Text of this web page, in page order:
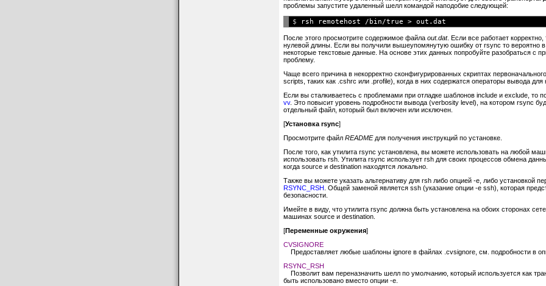
проблемы запустите удаленный шелл командой наподобие следующей:
$
После этого просмотрите содержимое файла out.dat. Если все работает
нулевой длины. Если вы получили вышеупомянутую ошибку от rsync то вероятно в
некоторые текстовые данные. На основе этих данных попробуйте разобраться с
проблему.
Чаще всего причина в некорректно сконфигурированных скриптах
scripts, таких как .cshrc или .profile), когда в них содержатся операторы вывода для
Если вы сталкиваетесь с проблемами при отладке шаблонов include и exclude, то
vv. Это повысит уровень подробности вывода (verbosity level), на котором rsync
отдельный файл, который был включен или исключен.
[Установка rsync]
Просмотрите файл READMEдля получения инструкций по установке.
После того, как утилита rsync установлена, вы можете использовать на любой
использовать rsh. Утилита rsync использует rsh для своих процессов обмена
когда source и destination находятся локально.
Также вы можете указать альтернативу для rsh либо опцией -e, либо установкой
RSYNC_RSH . Общей заменой является ssh (указание опции -e ssh), которая
безопасности.
Имейте в виду, что утилита rsync должна быть установлена на обоих сторонах
машинах source и destination.
[Переменные окружения]
CVSIGNORE
Предоставляет любые шаблоны ignore в файлах .cvsignore, см. подробности в
RSYNC_RSH
Позволит вам переназначить шелл по умолчанию, который используется как
быть использовано вместо опции -e.